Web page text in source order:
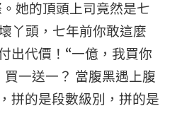
她的頂頭上司竟然是七
丫頭，七年前你敢這麼
出代價！“一億，我買你
一送一？ 當腹黑遇上腹
拼的是段數級別，拼的是